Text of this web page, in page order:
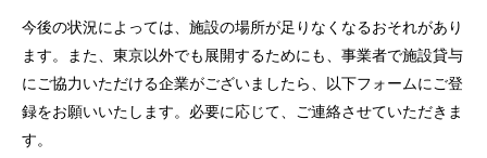
今後の状況によっては、施設の場所が足りなくなるおそれがあり
ます。また、東京以外でも展開するためにも、事業者で施設貸与
にご協力いただける企業がございましたら、以下フォームにご登
録をお願いいたします。必要に応じて、ご連絡させていただきま
す。